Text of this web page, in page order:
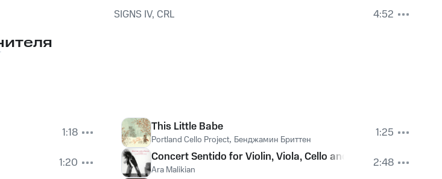
SIGNS IV, CRL 4:52
1:18
1:20
This Little Babe
Portland Cello Project, Бенджамин Бриттен
1:25
Concert Sentido for Violin, Viola, Cello and String Orchestra:
Ara Malikian
2:48